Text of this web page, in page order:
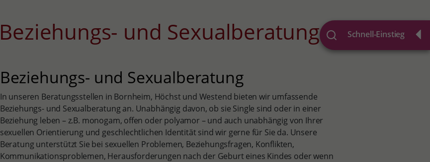
Schnell-Einstieg
Beziehungs- und Sexualberatung
Beziehungs- und Sexualberatung
In unseren Beratungsstellen in Bornheim, Höchst und Westend bieten wir umfassende
Beziehungs- und Sexualberatung an. Unabhängig davon, ob sie Single sind oder in einer
Beziehung leben – z.B. monogam, offen oder polyamor – und auch unabhängig von Ihrer
sexuellen Orientierung und geschlechtlichen Identität sind wir gerne für Sie da. Unsere
Beratung unterstützt Sie bei sexuellen Problemen, Beziehungsfragen, Konflikten,
Kommunikationsproblemen, Herausforderungen nach der Geburt eines Kindes oder wenn